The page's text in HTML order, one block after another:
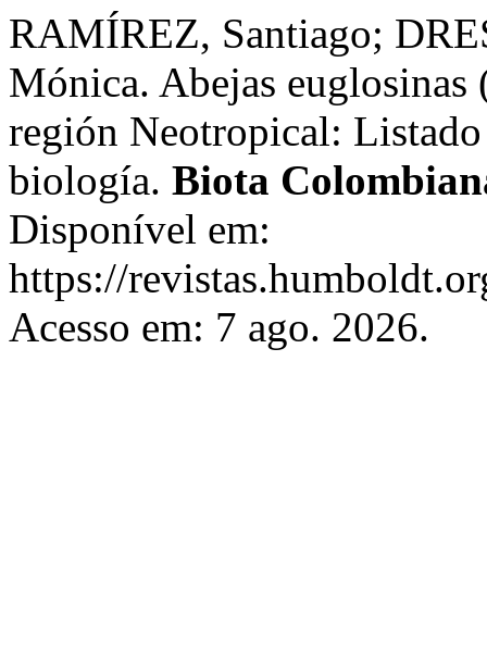
RAMÍREZ, Santiago;
Mónica. Abejas
región Neotropical: Listado
biología. Biota
Disponível em:
https://
Acesso em: 7 ago. 2026.